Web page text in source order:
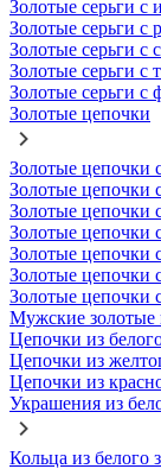
Золотые серьги с
Золотые серьги с
Золотые серьги с
Золотые серьги с
Золотые серьги с
Золотые цепочки
Золотые цепочки
Золотые цепочки
Золотые цепочки
Золотые цепочки
Золотые цепочки
Золотые цепочки
Золотые цепочки
Мужские золотые
Цепочки из
Цепочки из
Цепочки из
Украшения из
Кольца из белого